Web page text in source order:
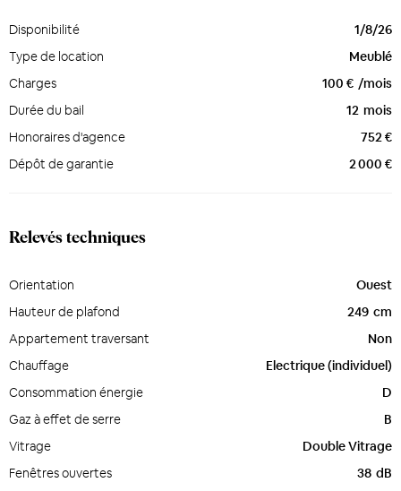
Disponibilité
1/8/26
Type de location
Meublé
Charges
100 € /mois
Durée du bail
12 mois
Honoraires d'agence
752 €
Dépôt de garantie
2 000 €
Relevés techniques
Orientation
Ouest
Hauteur de plafond
249 cm
Appartement traversant
Non
Chauffage
Electrique (individuel)
Consommation énergie
D
Gaz à effet de serre
B
Vitrage
Double Vitrage
Fenêtres ouvertes
38 dB